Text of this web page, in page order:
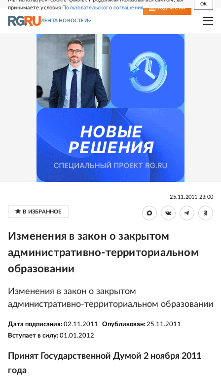
принимаете условия Пользовательского соглашения
OK
СВЕЖИЙ НОМЕР ПОДПИСКА
ЛЕНТА НОВОСТЕЙ
25.11.2011 23:00
Изменения в закон о закрытом
административно-территориальном
образовании
Изменения в закон о закрытом
административно-территориальном образовании
Дата подписания: 02.11.2011 Опубликован: 25.11.2011
Вступает в силу: 01.01.2012
Принят Государственной Думой 2 ноября 2011
года